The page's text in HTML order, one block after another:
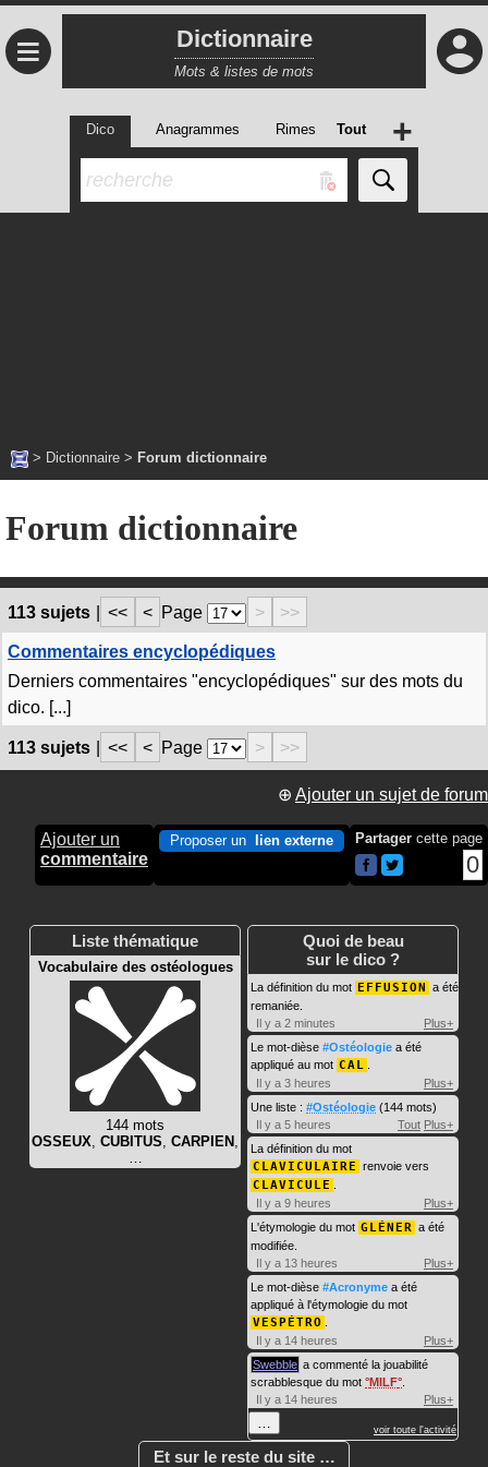
≡ Dictionnaire
Mots & listes de mots
Dico Anagrammes Rimes Tout +
> Dictionnaire > Forum dictionnaire
Forum dictionnaire
113 sujets | << < Page >
>>
Commentaires encyclopédiques
Derniers commentaires "encyclopédiques" sur des mots du
dico. [...]
113 sujets | << < Page > >>
⊕ Ajouter un sujet de forum
Ajouter un
commentaire
Proposer un lien externe Partager cette page
0
Liste thématique
Vocabulaire des ostéologues
144 mots
OSSEUX CUBITUS CARPIEN
Quoi de beau
sur le dico ?
La définition du mot EFFUSION a été
remaniée.
Il y a 2 minutes
Plus+
Le mot-dièse #Ostéologie a été
appliqué au mot CAL
Il y a 3 heures
Plus+
Une liste : #Ostéologie (144 mots)
Il y a 5 heures
Tout Plus+
La définition du mot
CLAVICULAIRE renvoie vers
CLAVICULE
Il y a 9 heures
Plus+
L'étymologie du mot GLÉNER a été
modifiée.
Il y a 13 heures
Plus+
Le mot-dièse #Acronyme a été
appliqué à l'étymologie du mot
VESPÉTRO
Il y a 14 heures
Plus+
Swebble a commenté la jouabilité
scrabblesque du mot MILF
Il y a 14 heures
Plus+
voir toute l'activité
Et sur le reste du site …